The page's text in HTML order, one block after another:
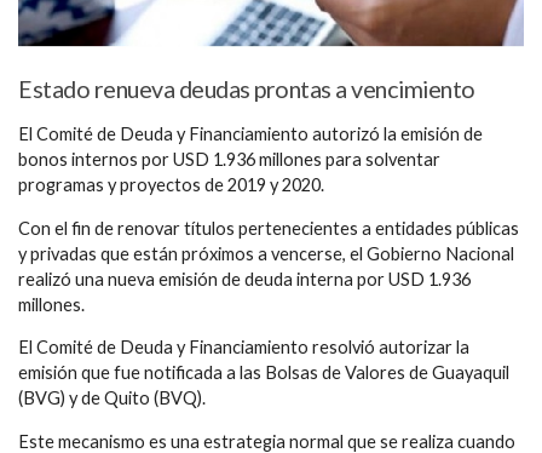
Estado renueva deudas prontas a vencimiento
El Comité de Deuda y Financiamiento autorizó la emisión de
bonos internos por USD 1.936 millones para solventar
programas y proyectos de 2019 y 2020.
Con el fin de renovar títulos pertenecientes a entidades públicas
y privadas que están próximos a vencerse, el Gobierno Nacional
realizó una nueva emisión de deuda interna por USD 1.936
millones.
El Comité de Deuda y Financiamiento resolvió autorizar la
emisión que fue notificada a las Bolsas de Valores de Guayaquil
(BVG) y de Quito (BVQ).
Este mecanismo es una estrategia normal que se realiza cuando